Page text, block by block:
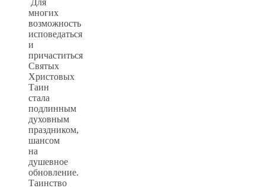
многих
возможность
исповедаться
и
причаститься
Святых
Христовых
Таин
стала
подлинным
духовным
праздником,
шансом
на
душевное
обновление.
Таинство